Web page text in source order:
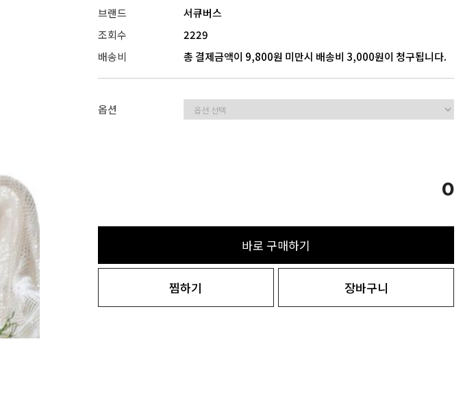
브랜드
서큐버스
조회수
2229
배송비
총 결제금액이 9,800원 미만시 배송비 3,000원이 청구됩니다.
옵션
0
바로 구매하기
찜하기 장바구니